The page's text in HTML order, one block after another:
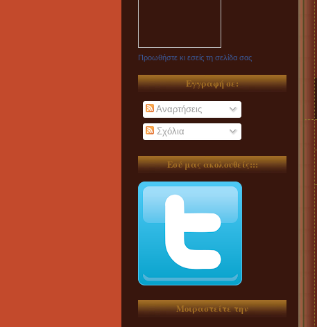
Προωθήστε κι εσείς τη σελίδα σας
Εγγραφή σε:
Αναρτήσεις
Σχόλια
Εσύ μας ακολουθείς:::
Μοιραστείτε την